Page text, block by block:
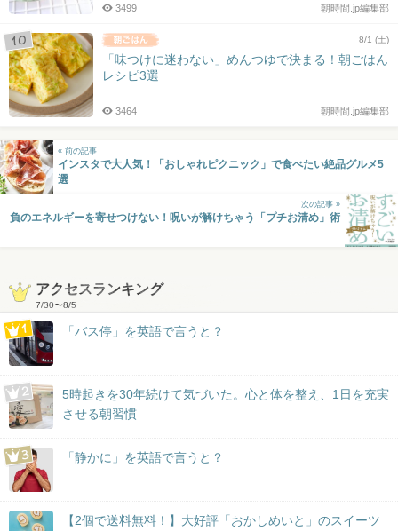
朝時間.jp編集部
3499
8/1 (土)
「味つけに迷わない」めんつゆで決まる！朝ごはん
レシピ3選
朝時間.jp編集部
3464
« 前の記事
インスタで大人気！「おしゃれピクニック」で食べたい絶品グルメ5
選
次の記事 »
負のエネルギーを寄せつけない！呪いが解けちゃう「プチお清め」術
アクセスランキング
7/30〜8/5
「バス停」を英語で言うと？
5時起きを30年続けて気づいた。心と体を整え、1日を充実
させる朝習慣
「静かに」を英語で言うと？
【2個で送料無料！】大好評「おかしめいと」のスイーツ